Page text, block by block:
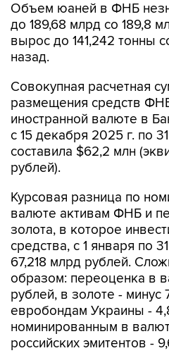
Объем юаней в ФНБ
до 189,68 млрд со 189,8
вырос до 141,242 тонны
назад.
Совокупная расчетная
размещения средств
иностранной валюте в
с 15 декабря 2025 г. по
составила $62,2 млн
рублей).
Курсовая разница по
валюте активам ФНБ и
золота, в которое
средства, с 1 января по
67,218 млрд рублей.
образом: переоценка в
рублей, в золоте - минус
евробондам Украины -
номинированным в
российских эмитентов -